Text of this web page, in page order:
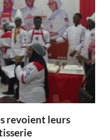
revoient leurs